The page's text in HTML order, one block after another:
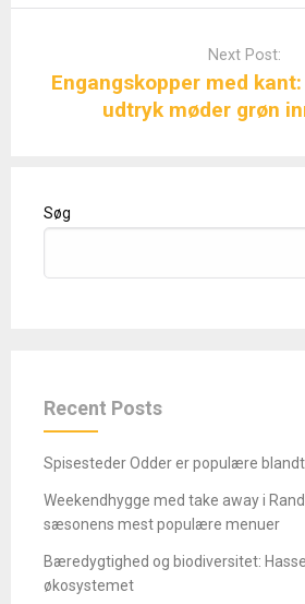
Next Post:
Engangskopper med
udtryk møder grøn
Søg
Recent Posts
Spisesteder Odder er populære
Weekendhygge med take away i
sæsonens mest populære menuer
Bæredygtighed og biodiversitet:
økosystemet